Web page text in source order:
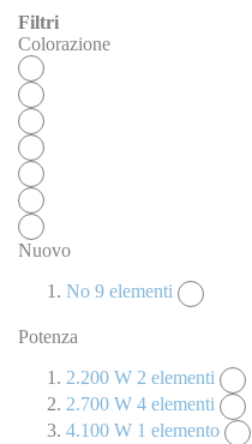
Filtri
Colorazione
Nuovo
No 9 elementi
Potenza
2.200 W 2 elementi
2.700 W 4 elementi
4.100 W 1 elemento